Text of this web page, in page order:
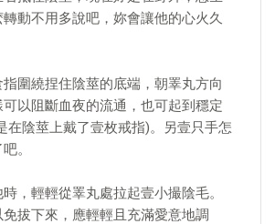
動不用多說吧，妳會讓他的心火久
繞捏住陰莖的底端，朝睪丸方向
以阻斷血夜的流通，也可起到穩定
在陰莖上戴了壹枚戒指)。另壹只手怎
。
輕輕從睪丸處拉起壹小撮陰毛。
拔下來，應輕輕且充滿愛意地調